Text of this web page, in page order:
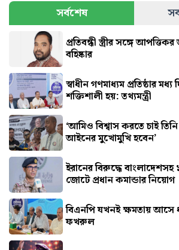
সর্বশেষ
প্রতিবন্ধী স্ত্রীর সঙ্গে
বহিষ্কার
স্বাধীন গণমাধ্যম প্রতিষ্ঠার
শক্তিশালী হয়: তথ্যমন্ত্রী
‘আমিও বিশ্বাস করতে চাই
আইনের মুখোমুখি হবেন’
ইরানের বিরুদ্ধে বাংলাদেশসহ
জোটে প্রধান কমান্ডার নিয়োগ
বিএনপি যখনই ক্ষমতায় আসে
ফখরুল